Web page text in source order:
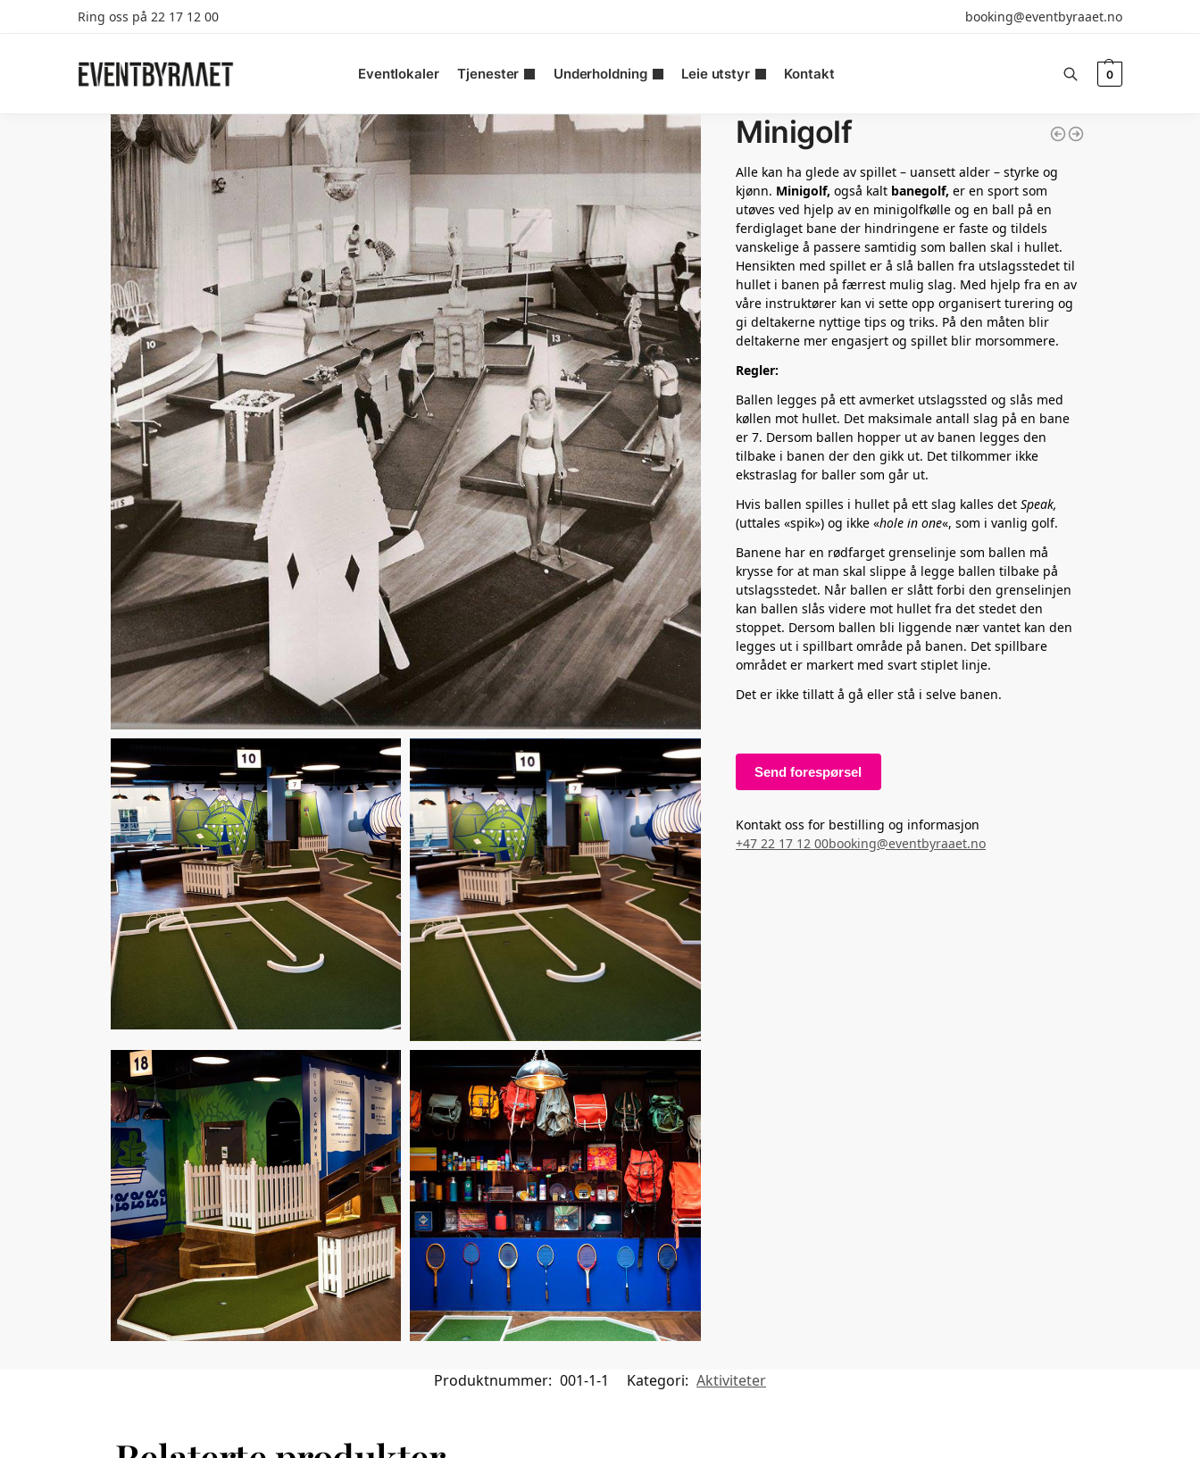
Ring oss på 22 17 12 00 booking@eventbyraaet.no
Eventlokaler Tjenester Underholdning Leie utstyr Kontakt
Search
0
Minigolf
Alle kan ha glede av spillet – uansett alder – styrke og
kjønn. Minigolf, også kalt banegolf, er en sport som
utøves ved hjelp av en minigolfkølle og en ball på en
ferdiglaget bane der hindringene er faste og tildels
vanskelige å passere samtidig som ballen skal i hullet.
Hensikten med spillet er å slå ballen fra utslagsstedet til
hullet i banen på færrest mulig slag. Med hjelp fra en av
våre instruktører kan vi sette opp organisert turering og
gi deltakerne nyttige tips og triks. På den måten blir
deltakerne mer engasjert og spillet blir morsommere.
Regler:
Ballen legges på ett avmerket utslagssted og slås med
køllen mot hullet. Det maksimale antall slag på en bane
er 7. Dersom ballen hopper ut av banen legges den
tilbake i banen der den gikk ut. Det tilkommer ikke
ekstraslag for baller som går ut.
Hvis ballen spilles i hullet på ett slag kalles detSpeak,
(uttales «spik») og ikke «hole in one«, som i vanlig golf.
Banene har en rødfarget grenselinje som ballen må
krysse for at man skal slippe å legge ballen tilbake på
utslagsstedet. Når ballen er slått forbi den grenselinjen
kan ballen slås videre mot hullet fra det stedet den
stoppet. Dersom ballen bli liggende nær vantet kan den
legges ut i spillbart område på banen. Det spillbare
området er markert med svart stiplet linje.
Det er ikke tillatt å gå eller stå i selve banen.
Send forespørsel
Kontakt oss for bestilling og informasjon
+47 22 17 12 00booking@eventbyraaet.no
Produktnummer: 001-1-1 Kategori: Aktiviteter